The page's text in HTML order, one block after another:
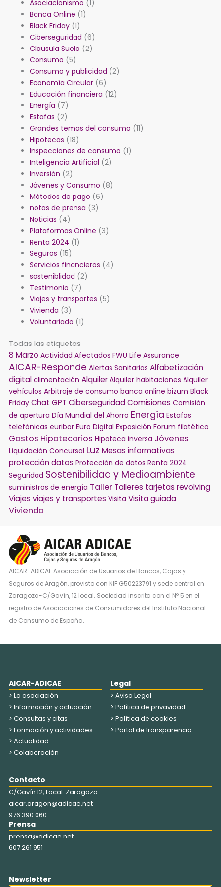
Asociacionismo (1)
Banca Online (1)
Black Friday(1)
Ciberseguridad (6)
Clausula Suelo (2)
Consumo (5)
Consumo y publicidad (2)
Economía Circular(6)
Educación financiera (12)
Energía (7)
Estafas (2)
Grandes temas del consumo (11)
Hipotecas (18)
Inspecciones de consumo (1)
Inteligencia Artificial (2)
Inversión (2)
Jóvenes y Consumo (8)
Métodos de pago (6)
notas de prensa (3)
Noticias (4)
Plataformas Online (3)
Renta 2024 (1)
Seguros (15)
Servicios financieros (4)
sosteniblidad (2)
Testimonio (7)
Viajes y transportes (5)
Vivienda (3)
Voluntariado (1)
Todas las etiquetas
8 Marzo Actividad Afectados FWU Life Assurance
AICAR-Responde Alertas Sanitarias Alfabetización
digital alimentación Alquiler Alquiler habitaciones Alquiler
vehículos Arbitraje de consumo banca online bizum Black
Friday Chat GPT CiberseguridadComisiones Comisión
de apertura Día Mundial del Ahorro Energía Estafas
telefónicas euribor Euro Digital Exposición Forum filatético
Gastos Hipotecarios Hipoteca inversa Jóvenes
Liquidación Concursal Luz Mesas informativas
protección datos Protección de datos Renta 2024
Seguridad Sostenibilidad y Medioambiente
suministros de energía Taller Talleres tarjetas revolving
Viajes viajes y transportes Visita Visita guiada
Vivienda
AICAR-ADICAE Asociación de Usuarios de Bancos, Cajas y
Seguros de Aragón, provisto con NIF G50223791 y sede central en
Zaragoza-C/Gavín, 12 local. Sociedad inscrita con el Nº 5 en el
registro de Asociaciones de Consumidores del Instituto Nacional
de Consumo de España.
AICAR-ADICAE
> La asociación
> Información y actuación
> Consultas y citas
> Formación y actividades
> Actualidad
> Colaboración
Legal
> Aviso Legal
> Política de privavidad
> Política de cookies
> Portal de transparencia
Contacto
C/Gavín 12, Local. Zaragoza
aicar.aragon@adicae.net
976 390 060
Prensa
prensa@adicae.net
607 261 951
Newsletter